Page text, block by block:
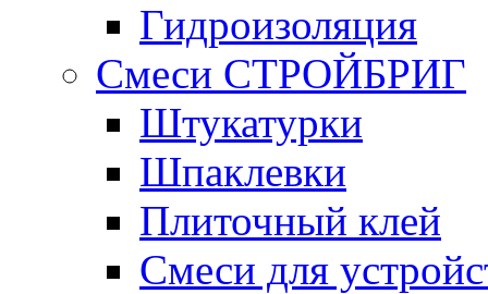
Гидроизоляция
Смеси СТРОЙБРИГ
Штукатурки
Шпаклевки
Плиточный клей
Смеси для